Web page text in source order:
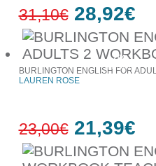
7%
έκπτωση
31,10€ 28,92€
BURLINGTON ENGLISH FOR
LAUREN ROSE
23,00€ 21,39€